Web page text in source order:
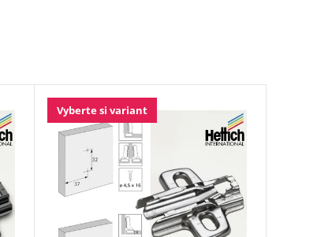
Vyberte si variant